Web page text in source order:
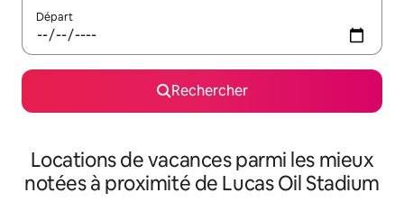
Départ
Rechercher
Locations de vacances parmi les mieux
notées à proximité de Lucas Oil Stadium